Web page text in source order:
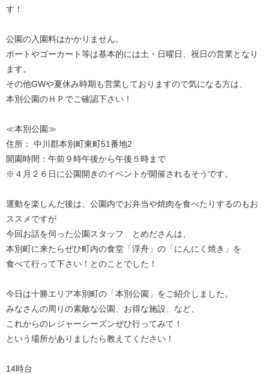
す！
公園の入園料はかかりません。
ボートやゴーカート等は基本的には土・日曜日、祝日の営業となり
ます。
その他GWや夏休み時期も営業しておりますので気になる方は、
本別公園のＨＰでご確認下さい！
≪本別公園≫
住所： 中川郡本別町東町51番地2
開園時間：午前９時午後から午後５時まで
※４月２６日に公園開きのイベントが開催されるそうです。
運動を楽しんだ後は、公園内でお弁当や焼肉を食べたりするのもお
ススメですが
今回お話を伺った公園スタッフ とめださんは、
本別町に来たらぜひ町内の食堂「浮舟」の「にんにく焼き」を
食べて行って下さい！とのことでした！
今日は十勝エリア本別町の「本別公園」をご紹介しました。
みなさんの周りの素敵な公園、お得な施設、など、
これからのレジャーシーズンぜひ行ってみて！
という場所がありましたら教えてください！
14時台